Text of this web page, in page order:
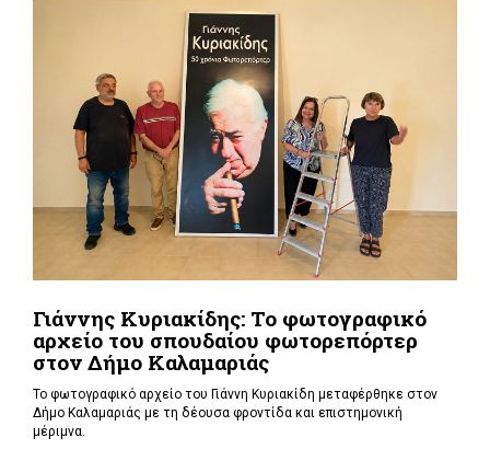
Γιάννης Κυριακίδης: Το φωτογραφικό
αρχείο του σπουδαίου φωτορεπόρτερ
στον Δήμο Καλαμαριάς
Το φωτογραφικό αρχείο του Γιάννη Κυριακίδη μεταφέρθηκε στον
Δήμο Καλαμαριάς με τη δέουσα φροντίδα και επιστημονική
μέριμνα.